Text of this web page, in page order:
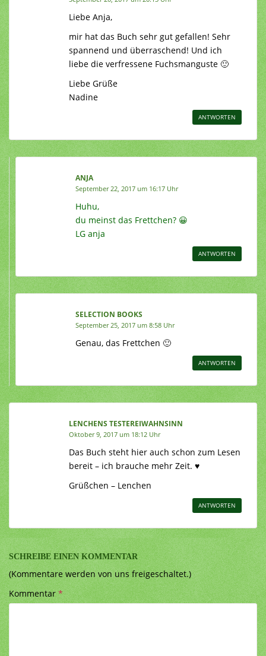
Liebe Anja,
mir hat das Buch sehr gut gefallen! Sehr
spannend und überraschend! Und ich
liebe die verfressene Fuchsmanguste 🙂
Liebe Grüße
Nadine
ANTWORTEN
ANJA
September 22, 2017 um 16:17 Uhr
Huhu,
du meinst das Frettchen? 😀
LG anja
ANTWORTEN
SELECTION BOOKS
September 25, 2017 um 8:58 Uhr
Genau, das Frettchen 🙂
ANTWORTEN
LENCHENS TESTEREIWAHNSINN
Oktober 9, 2017 um 18:12 Uhr
Das Buch steht hier auch schon zum Lesen
bereit – ich brauche mehr Zeit. ♥
Grüßchen – Lenchen
ANTWORTEN
SCHREIBE EINEN KOMMENTAR
(Kommentare werden von uns freigeschaltet.)
Kommentar*